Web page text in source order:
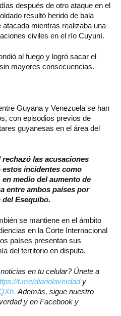
después de otro ataque en el
resultó herido de bala
mientras realizaba una
civiles en el río Cuyuní.
al fuego y logró sacar el
mayores consecuencias.
Guyana y Venezuela se han
con episodios previos de
guyanesas en el área del
las acusaciones
incidentes como
medio del aumento de
entre ambos países por
del Esequibo.
se mantiene en el ámbito
en la Corte Internacional
países presentan sus
del territorio en disputa.
en tu celular? Únete a
t.me/diariolaverdady
Además, sigue nuestro
y en Facebook y